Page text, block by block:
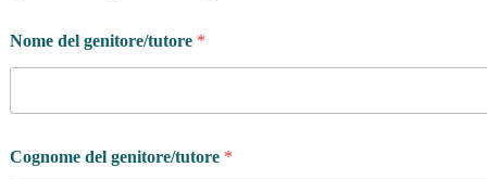
Nome del genitore/tutore *
Cognome del genitore/tutore *